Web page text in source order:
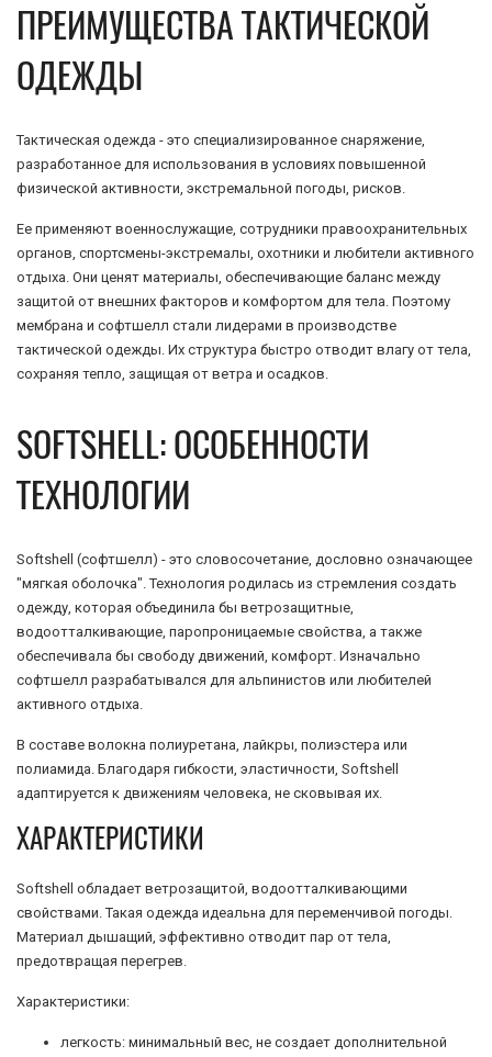
ПРЕИМУЩЕСТВА ТАКТИЧЕСКОЙ
ОДЕЖДЫ
Тактическая одежда - это специализированное снаряжение,
разработанное для использования в условиях повышенной
физической активности, экстремальной погоды, рисков.
Ее применяют военнослужащие, сотрудники правоохранительных
органов, спортсмены-экстремалы, охотники и любители активного
отдыха. Они ценят материалы, обеспечивающие баланс между
защитой от внешних факторов и комфортом для тела. Поэтому
мембрана и софтшелл стали лидерами в производстве
тактической одежды. Их структура быстро отводит влагу от тела,
сохраняя тепло, защищая от ветра и осадков.
SOFTSHELL: ОСОБЕННОСТИ
ТЕХНОЛОГИИ
Softshell (софтшелл) - это словосочетание, дословно означающее
"мягкая оболочка". Технология родилась из стремления создать
одежду, которая объединила бы ветрозащитные,
водоотталкивающие, паропроницаемые свойства, а также
обеспечивала бы свободу движений, комфорт. Изначально
софтшелл разрабатывался для альпинистов или любителей
активного отдыха.
В составе волокна полиуретана, лайкры, полиэстера или
полиамида. Благодаря гибкости, эластичности, Softshell
адаптируется к движениям человека, не сковывая их.
ХАРАКТЕРИСТИКИ
Softshell обладает ветрозащитой, водоотталкивающими
свойствами. Такая одежда идеальна для переменчивой погоды.
Материал дышащий, эффективно отводит пар от тела,
предотвращая перегрев.
Характеристики:
легкость: минимальный вес, не создает дополнительной